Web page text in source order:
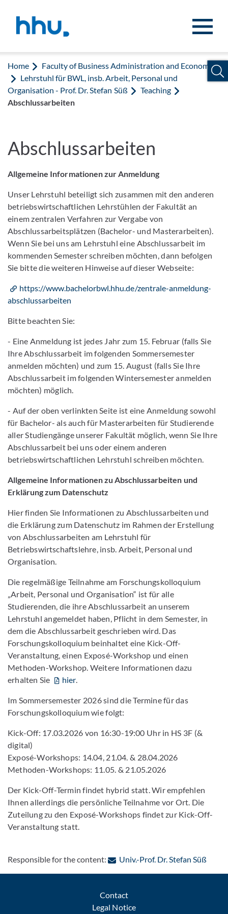
Home
Faculty of Business Administration and Economics
Lehrstuhl für BWL, insb. Arbeit, Personal und
Organisation - Prof. Dr. Stefan Süß
Teaching
Abschlussarbeiten
Abschlussarbeiten
Allgemeine Informationen zur Anmeldung
Unser Lehrstuhl beteiligt sich zusammen mit den anderen
betriebswirtschaftlichen Lehrstühlen der Fakultät an
einem zentralen Verfahren zur Vergabe von
Abschlussarbeitsplätzen (Bachelor- und Masterarbeiten).
Wenn Sie bei uns am Lehrstuhl eine Abschlussarbeit im
kommenden Semester schreiben möchten, dann befolgen
Sie bitte die weiteren Hinweise auf dieser Webseite:
https://www.bachelorbwl.hhu.de/zentrale-anmeldung-
abschlussarbeiten
Bitte beachten Sie:
- Eine Anmeldung ist jedes Jahr zum 15. Februar (falls Sie
Ihre Abschlussarbeit im folgenden Sommersemester
anmelden möchten) und zum 15. August (falls Sie Ihre
Abschlussarbeit im folgenden Wintersemester anmelden
möchten) möglich.
- Auf der oben verlinkten Seite ist eine Anmeldung sowohl
für Bachelor- als auch für Masterarbeiten für Studierende
aller Studiengänge unserer Fakultät möglich, wenn Sie Ihre
Abschlussarbeit bei uns oder einem anderen
betriebswirtschaftlichen Lehrstuhl schreiben möchten.
Allgemeine Informationen zu Abschlussarbeiten und
Erklärung zum Datenschutz
Hier finden Sie Informationen zu Abschlussarbeiten und
die Erklärung zum Datenschutz im Rahmen der Erstellung
von Abschlussarbeiten am Lehrstuhl für
Betriebswirtschaftslehre, insb. Arbeit, Personal und
Organisation.
Die regelmäßige Teilnahme am Forschungskolloquium
„Arbeit, Personal und Organisation“ ist für alle
Studierenden, die ihre Abschlussarbeit an unserem
Lehrstuhl angemeldet haben, Pflicht in dem Semester, in
dem die Abschlussarbeit geschrieben wird. Das
Forschungskolloquium beinhaltet eine Kick-Off-
Veranstaltung, einen Exposé-Workshop und einen
Methoden-Workshop. Weitere Informationen dazu
erhalten Sie
hier.
Im Sommersemester 2026 sind die Termine für das
Forschungskolloquium wie folgt:
Kick-Off: 17.03.2026 von 16:30-19:00 Uhr in HS 3F (&
digital)
Exposé-Workshops: 14.04, 21.04. & 28.04.2026
Methoden-Workshops: 11.05. & 21.05.2026
Der Kick-Off-Termin findet hybrid statt. Wir empfehlen
Ihnen allerdings die persönliche Teilnahme vor Ort. Die
Zuteilung zu den Exposé-Workshops findet zur Kick-Off-
Veranstaltung statt.
Responsible for the content: Univ.-Prof. Dr. Stefan Süß:
Contact
Legal Notice